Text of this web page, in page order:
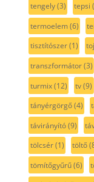
tengely(3) tepsi
termoelem(6)
tisztítószer(1)
transzformátor(3)
turmix(12) tv(9)
tányérgörgő(4)
távirányító(9)
tölcsér(1) töltő
tömítőgyűrű(6)